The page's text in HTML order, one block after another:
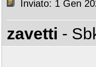
Inviato: 1 Gen
zavetti -